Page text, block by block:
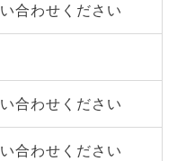
合わせください
合わせください
合わせください